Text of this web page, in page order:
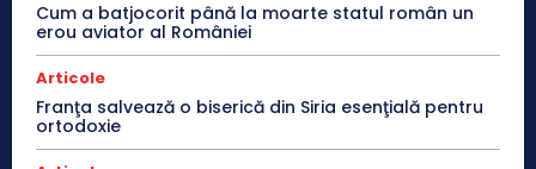
Cum a batjocorit până la moarte statul român un
erou aviator al României
Articole
Franţa salvează o biserică din Siria esenţială pentru
ortodoxie